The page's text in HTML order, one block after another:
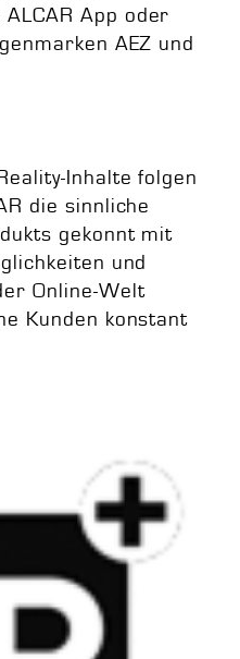
App oder
AEZ und
Inhalte folgen
die sinnliche
gekonnt mit
und
Online-Welt
Kunden konstant